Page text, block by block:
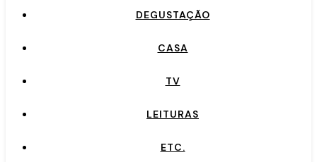
DEGUSTAÇÃO
CASA
TV
LEITURAS
ETC.